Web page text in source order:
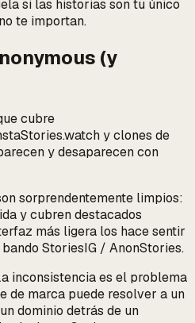
si las historias son tu único
te importan.
(y
cubre
y clones de
y desaparecen con
sorprendentemente limpios:
y cubren destacados
más ligera los hace sentir
StoriesIG / AnonStories.
inconsistencia es el problema
de marca puede resolver a un
dominio detrás de un